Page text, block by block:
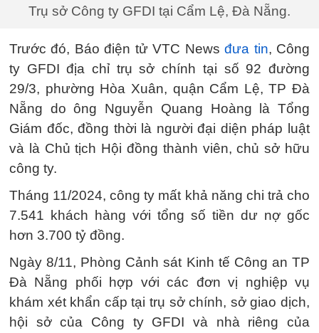
Trụ sở Công ty GFDI tại Cẩm Lệ, Đà Nẵng.
Trước đó, Báo điện tử VTC Newsđưa tin, Công
ty GFDI địa chỉ trụ sở chính tại số 92 đường
29/3, phường Hòa Xuân, quận Cẩm Lệ, TP Đà
Nẵng do ông Nguyễn Quang Hoàng là Tổng
Giám đốc, đồng thời là người đại diện pháp luật
và là Chủ tịch Hội đồng thành viên, chủ sở hữu
công ty.
Tháng 11/2024, công ty mất khả năng chi trả cho
7.541 khách hàng với tổng số tiền dư nợ gốc
hơn 3.700 tỷ đồng.
Ngày 8/11, Phòng Cảnh sát Kinh tế Công an TP
Đà Nẵng phối hợp với các đơn vị nghiệp vụ
khám xét khẩn cấp tại trụ sở chính, sở giao dịch,
hội sở của Công ty GFDI và nhà riêng của